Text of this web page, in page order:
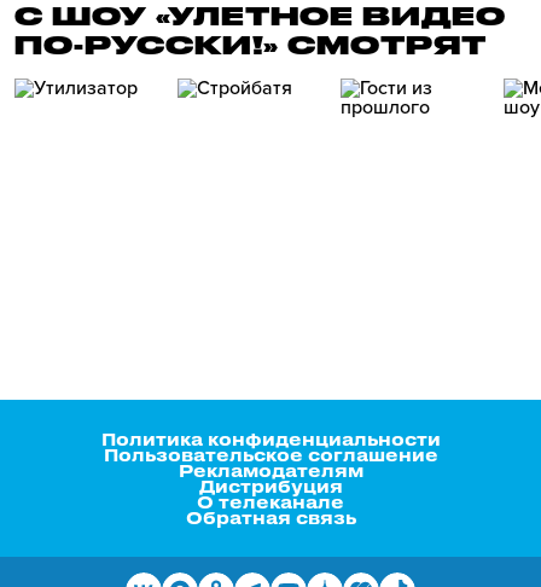
С ШОУ «УЛЕТНОЕ ВИДЕО
ПО-РУССКИ!» СМОТРЯТ
Политика конфиденциальности
Пользовательское соглашение
Рекламодателям
Дистрибуция
О телеканале
Обратная связь